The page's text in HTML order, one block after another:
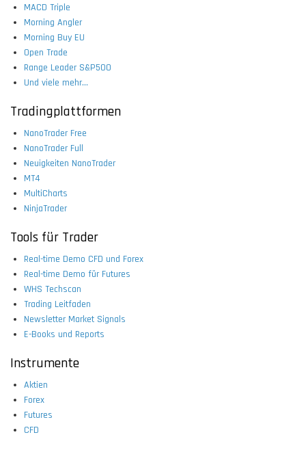
MACD Triple
Morning Angler
Morning Buy EU
Open Trade
Range Leader S&P500
Und viele mehr...
Tradingplattformen
NanoTrader Free
NanoTrader Full
Neuigkeiten NanoTrader
MT4
MultiCharts
NinjaTrader
Tools für Trader
Real-time Demo CFD und Forex
Real-time Demo für Futures
WHS Techscan
Trading Leitfaden
Newsletter Market Signals
E-Books und Reports
Instrumente
Aktien
Forex
Futures
CFD